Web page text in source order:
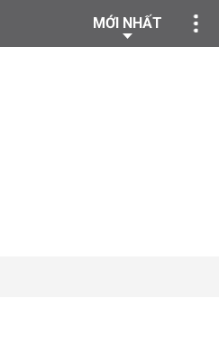
MỚI NHẤT